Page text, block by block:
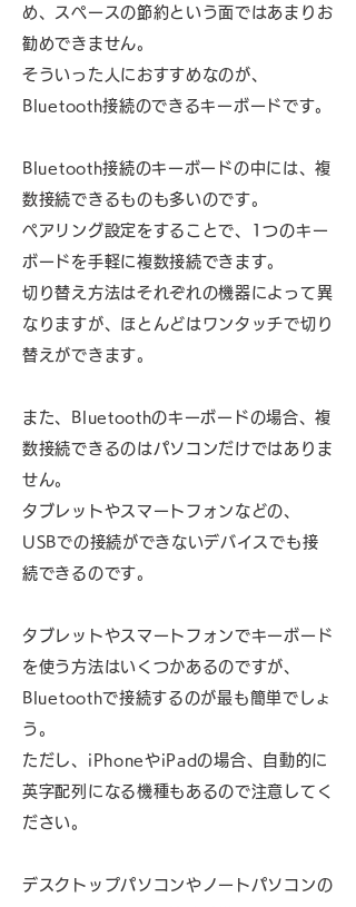
め、スペースの節約という面ではあまりお
勧めできません。
そういった人におすすめなのが、
Bluetooth接続のできるキーボードです。
Bluetooth接続のキーボードの中には、複
数接続できるものも多いのです。
ペアリング設定をすることで、1つのキー
ボードを手軽に複数接続できます。
切り替え方法はそれぞれの機器によって異
なりますが、ほとんどはワンタッチで切り
替えができます。
また、Bluetoothのキーボードの場合、複
数接続できるのはパソコンだけではありま
せん。
タブレットやスマートフォンなどの、
USBでの接続ができないデバイスでも接
続できるのです。
タブレットやスマートフォンでキーボード
を使う方法はいくつかあるのですが、
Bluetoothで接続するのが最も簡単でしょ
う。
ただし、iPhoneやiPadの場合、自動的に
英字配列になる機種もあるので注意してく
ださい。
デスクトップパソコンやノートパソコンの